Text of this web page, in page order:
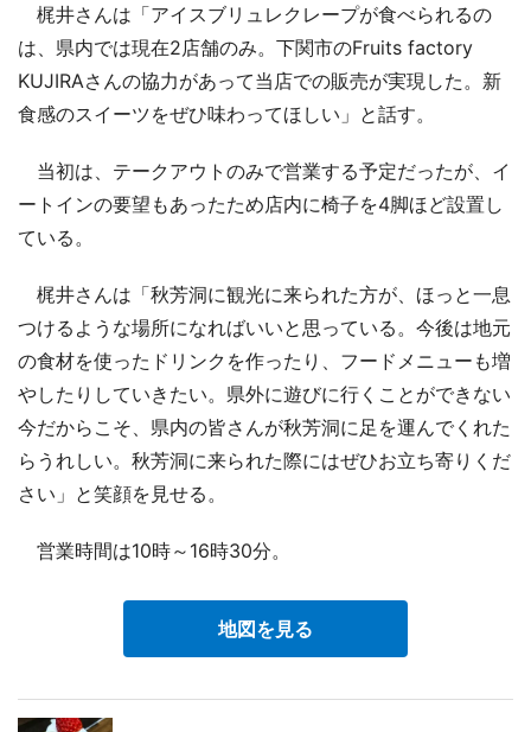
梶井さんは「アイスブリュレクレープが食べられるの
は、県内では現在2店舗のみ。下関市のFruits factory
KUJIRAさんの協力があって当店での販売が実現した。新
食感のスイーツをぜひ味わってほしい」と話す。
当初は、テークアウトのみで営業する予定だったが、イ
ートインの要望もあったため店内に椅子を4脚ほど設置し
ている。
梶井さんは「秋芳洞に観光に来られた方が、ほっと一息
つけるような場所になればいいと思っている。今後は地元
の食材を使ったドリンクを作ったり、フードメニューも増
やしたりしていきたい。県外に遊びに行くことができない
今だからこそ、県内の皆さんが秋芳洞に足を運んでくれた
らうれしい。秋芳洞に来られた際にはぜひお立ち寄りくだ
さい」と笑顔を見せる。
営業時間は10時～16時30分。
地図を見る